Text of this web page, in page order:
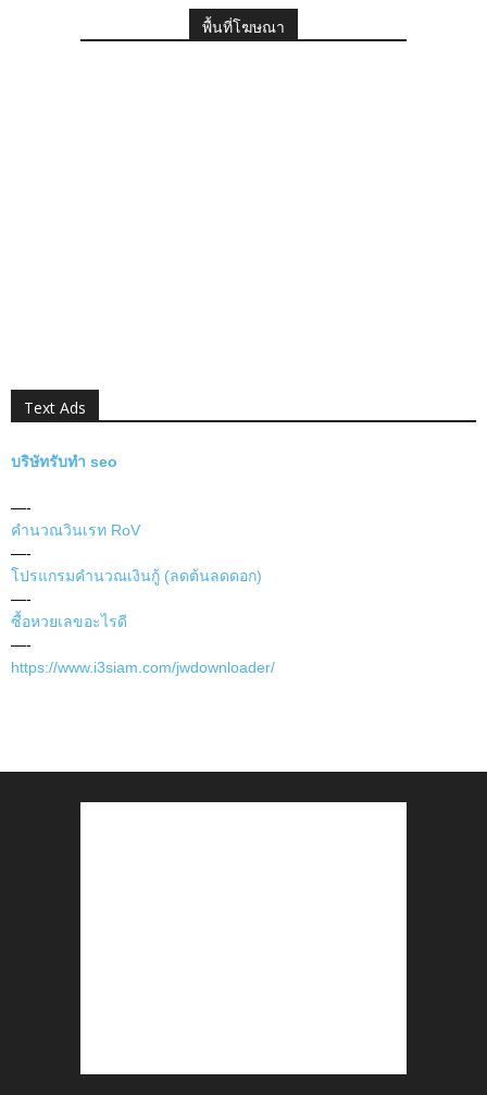
พื้นที่โฆษณา
Text Ads
บริษัทรับทำ seo
—-
คำนวณวินเรท RoV
—-
โปรแกรมคำนวณเงินกู้ (ลดต้นลดดอก)
—-
ซื้อหวยเลขอะไรดี
—-
https://www.i3siam.com/jwdownloader/